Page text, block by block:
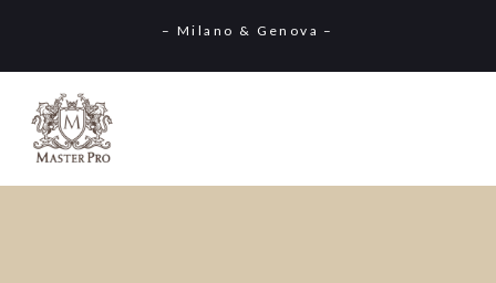
– Milano & Genova –